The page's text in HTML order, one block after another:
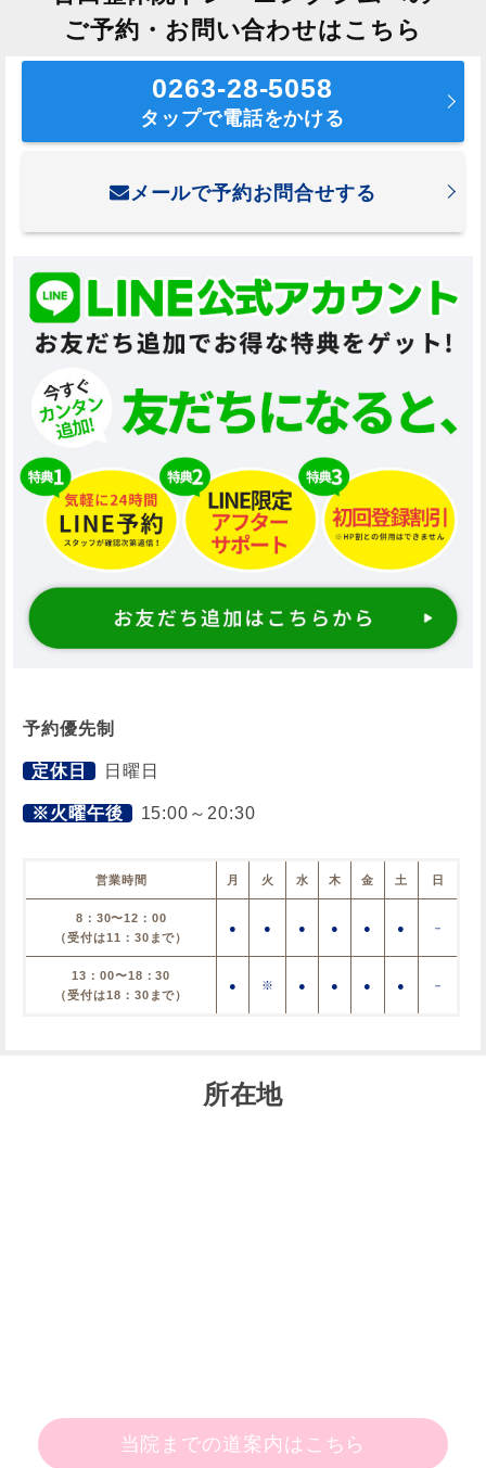
ご予約・お問い合わせはこちら
0263-28-5058
タップで電話をかける
メールで予約お問合せする
予約優先制
定休日 日曜日
※火曜午後 15:00～20:30
営業時間 月 火 水 木 金 土 日
8：30〜12：00
（受付は11：30まで）
● ● ● ● ● ● －
13：00〜18：30
（受付は18：30まで）
● ※ ● ● ● ● －
所在地
当院までの道案内はこちら